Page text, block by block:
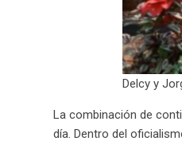
Delcy y
La combinación de
día. Dentro del